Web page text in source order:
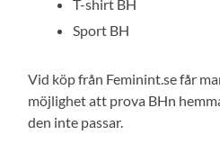
T-shirt BH
Sport BH
Vid köp från Feminint.se får
möjlighet att prova BHn
den inte passar.